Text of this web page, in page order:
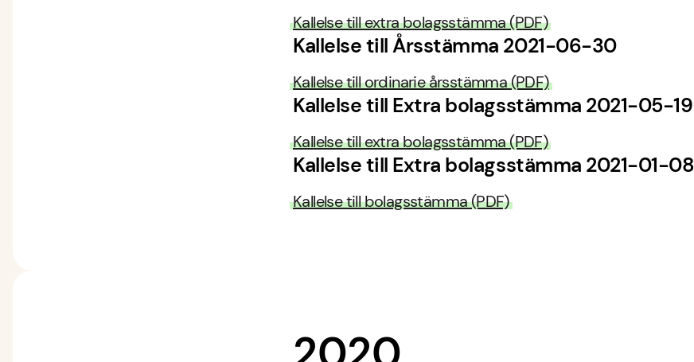
Kallelse till extra bolagsstämma (PDF)
Kallelse till Årsstämma 2021-06-30
Kallelse till ordinarie årsstämma (PDF)
Kallelse till Extra bolagsstämma 2021-05-19
Kallelse till extra bolagsstämma (PDF)
Kallelse till Extra bolagsstämma 2021-01-08
Kallelse till bolagsstämma (PDF)